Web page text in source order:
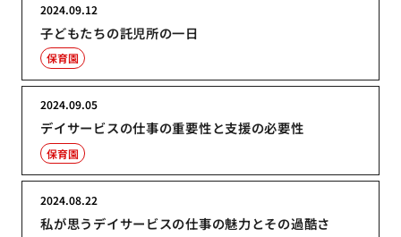
子どもたちの託児所の一日
2024.09.12
保育園
デイサービスの仕事の重要性と支援の必要性
2024.09.05
保育園
私が思うデイサービスの仕事の魅力とその過酷さ
2024.08.22